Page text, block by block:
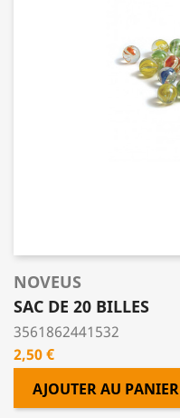
NOVEUS
SAC DE 20 BILLES
3561862441532
Prix
2,50 €
AJOUTER AU PANIER